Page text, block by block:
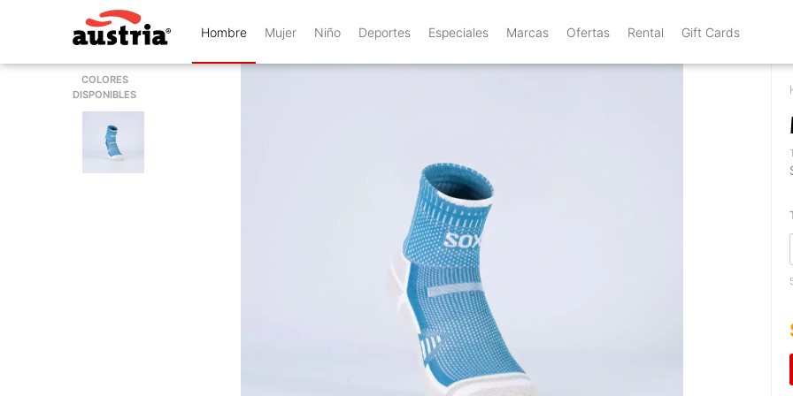
Hombre Mujer Niño Deportes Especiales Marcas Ofertas Rental Gift Cards
COLORES
DISPONIBLES